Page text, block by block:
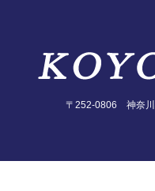
〒252-0806 神奈川